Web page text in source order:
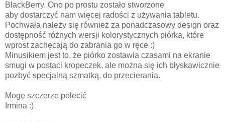
BlackBerry. Ono po prostu zostało stworzone
aby dostarczyć nam więcej radości z używania tabletu.
Pochwała należy się również za ponadczasowy design oraz
dostępność różnych wersji kolorystycznych piórka, które
wprost zachęcają do zabrania go w ręce :)
Minusikiem jest to, że piórko zostawia czasami na ekranie
smugi w postaci kropeczek, ale można się ich błyskawicznie
pozbyć specjalną szmatką, do przecierania.
Mogę szczerze polecić
Irmina :)